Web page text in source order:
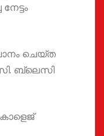
ചെയ്ത
ബ്ലെസി